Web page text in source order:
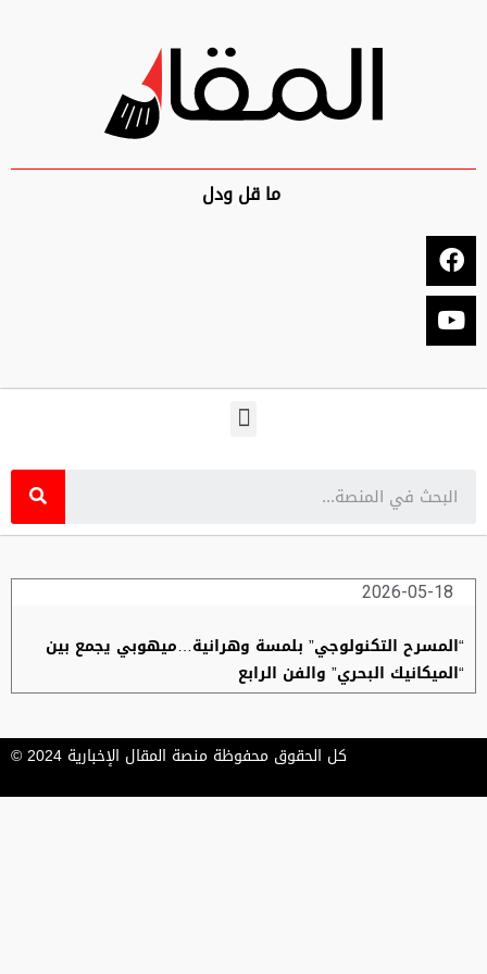
ما قل ودل
2026-05-18
“المسرح التكنولوجي” بلمسة وهرانية…ميهوبي يجمع بين
“الميكانيك البحري” والفن الرابع
كل الحقوق محفوظة منصة المقال الإخبارية 2024 ©